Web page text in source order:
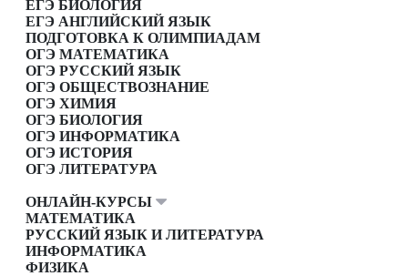
ЕГЭ БИОЛОГИЯ
ЕГЭ АНГЛИЙСКИЙ ЯЗЫК
ПОДГОТОВКА К ОЛИМПИАДАМ
ОГЭ МАТЕМАТИКА
ОГЭ РУССКИЙ ЯЗЫК
ОГЭ ОБЩЕСТВОЗНАНИЕ
ОГЭ ХИМИЯ
ОГЭ БИОЛОГИЯ
ОГЭ ИНФОРМАТИКА
ОГЭ ИСТОРИЯ
ОГЭ ЛИТЕРАТУРА
ОНЛАЙН-КУРСЫ
МАТЕМАТИКА
РУССКИЙ ЯЗЫК И ЛИТЕРАТУРА
ИНФОРМАТИКА
ФИЗИКА